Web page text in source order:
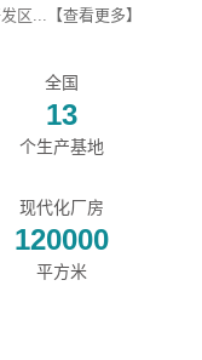
区... 【查看更多】
全国
13
个生产基地
现代化厂房
120000
平方米